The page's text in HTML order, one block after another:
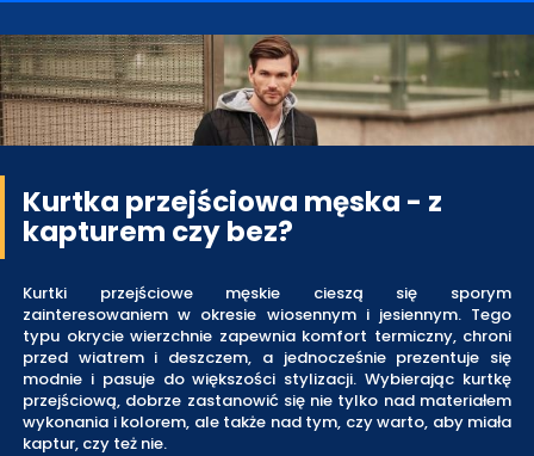
Kurtka przejściowa męska - z
kapturem czy bez?
Kurtki przejściowe męskie cieszą się sporym
zainteresowaniem w okresie wiosennym i jesiennym. Tego
typu okrycie wierzchnie zapewnia komfort termiczny, chroni
przed wiatrem i deszczem, a jednocześnie prezentuje się
modnie i pasuje do większości stylizacji. Wybierając kurtkę
przejściową, dobrze zastanowić się nie tylko nad materiałem
wykonania i kolorem, ale także nad tym, czy warto, aby miała
kaptur, czy też nie.